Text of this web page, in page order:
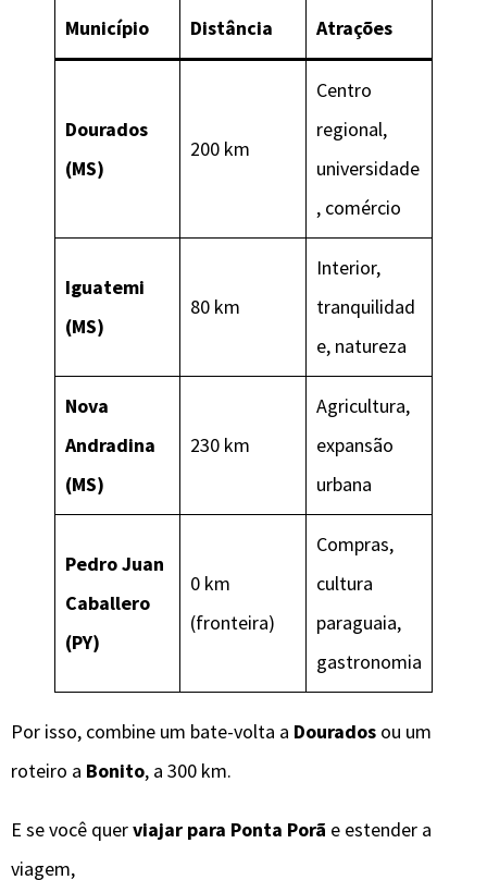
Município Distância Atrações
Dourados
(MS)
200 km
Centro
regional,
universidade
, comércio
Iguatemi
(MS)
80 km
Interior,
tranquilidad
e, natureza
Nova
Andradina
(MS)
230 km
Agricultura,
expansão
urbana
Pedro Juan
Caballero
(PY)
0 km
(fronteira)
Compras,
cultura
paraguaia,
gastronomia
Por isso, combine um bate-volta a Dourados ou um
roteiro a Bonito, a 300 km.
E se você querviajar para Ponta Porã e estender a
viagem,